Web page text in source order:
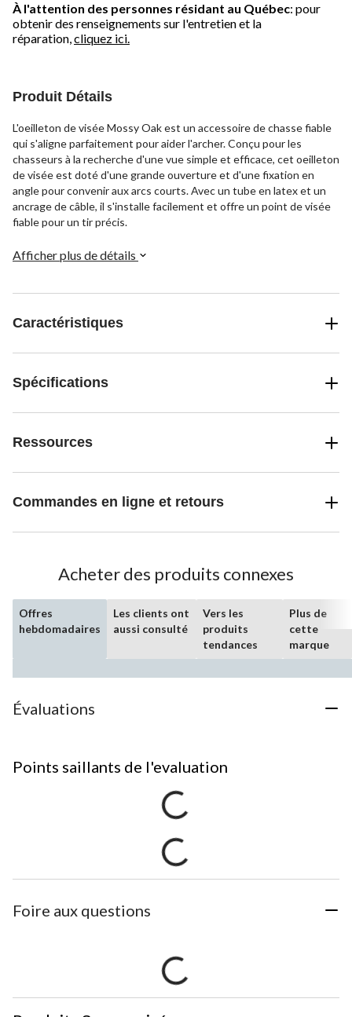
À l'attention des personnes résidant au Québec: pour
obtenir des renseignements sur l'entretien et la
réparation,cliquez ici.
Produit Détails
L'oeilleton de visée Mossy Oak est un accessoire de chasse fiable
qui s'aligne parfaitement pour aider l'archer. Conçu pour les
chasseurs à la recherche d'une vue simple et efficace, cet oeilleton
de visée est doté d'une grande ouverture et d'une fixation en
angle pour convenir aux arcs courts. Avec un tube en latex et un
ancrage de câble, il s'installe facilement et offre un point de visée
fiable pour un tir précis.
Afficher plus de détails
Caractéristiques
Spécifications
Ressources
Commandes en ligne et retours
Acheter des produits connexes
Offres
hebdomadaires
Les clients ont
aussi consulté
Vers les
produits
tendances
Plus de
cette
marque
Évaluations
Points saillants de l'evaluation
Foire aux questions